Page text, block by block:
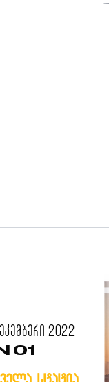
2022
01
სტატია